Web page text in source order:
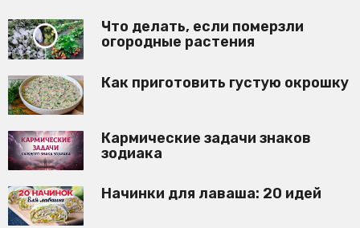
Что делать, если померзли
огородные растения
Как приготовить густую окрошку
Кармические задачи знаков
зодиака
Начинки для лаваша: 20 идей